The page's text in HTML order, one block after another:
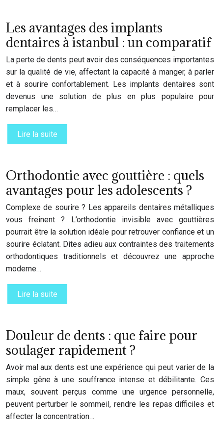
Les avantages des implants
dentaires à istanbul : un comparatif
La perte de dents peut avoir des conséquences importantes
sur la qualité de vie, affectant la capacité à manger, à parler
et à sourire confortablement. Les implants dentaires sont
devenus une solution de plus en plus populaire pour
remplacer les…
Lire la suite
Orthodontie avec gouttière : quels
avantages pour les adolescents ?
Complexe de sourire ? Les appareils dentaires métalliques
vous freinent ? L’orthodontie invisible avec gouttières
pourrait être la solution idéale pour retrouver confiance et un
sourire éclatant. Dites adieu aux contraintes des traitements
orthodontiques traditionnels et découvrez une approche
moderne…
Lire la suite
Douleur de dents : que faire pour
soulager rapidement ?
Avoir mal aux dents est une expérience qui peut varier de la
simple gêne à une souffrance intense et débilitante. Ces
maux, souvent perçus comme une urgence personnelle,
peuvent perturber le sommeil, rendre les repas difficiles et
affecter la concentration…